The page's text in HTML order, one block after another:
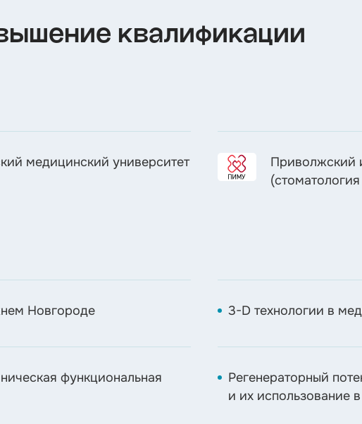
квалификации
медицинский университет
Приволжский
Новгороде 3-D технологии в
функциональная
Регенераторный
и их использование